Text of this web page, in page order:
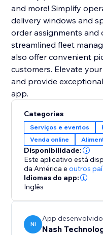
and more! Simplify
delivery windows and
order assignments and
streamlined fleet
also offer convenient
customers. Elevate
and provide
app.
Categorias
Serviços e eventos
Venda online
Disponibilidade:
Este aplicativo está
da América e outros
Idiomas do app:
Inglês
NI
App
Nash